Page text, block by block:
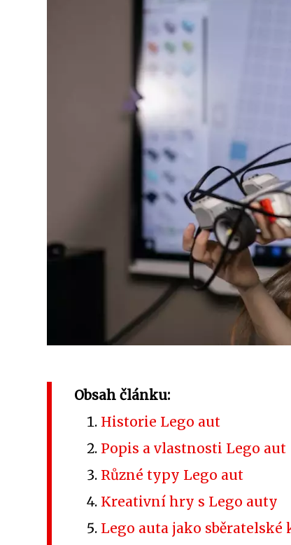
Obsah článku:
Historie Lego aut
Popis a vlastnosti Lego aut
Různé typy Lego aut
Kreativní hry s Lego auty
Lego auta jako sběratelské